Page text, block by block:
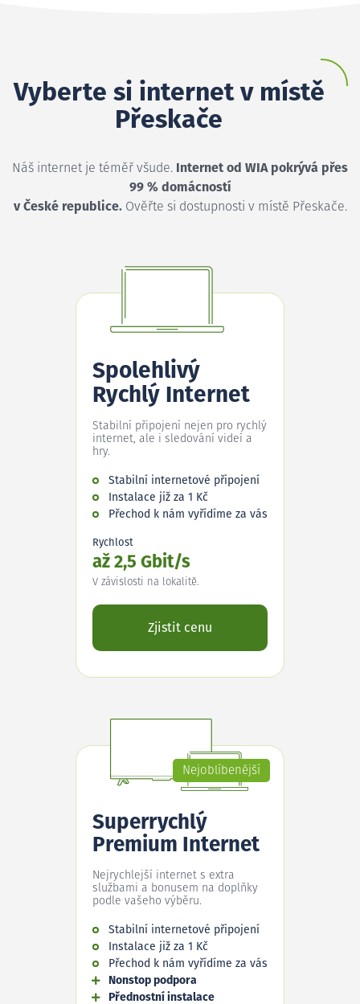
Vyberte si internet v místě
Přeskače
Náš internet je téměř všude. Internet od WIA pokrývá přes
99 % domácností
v České republice.Ověřte si dostupnosti v místě Přeskače.
Spolehlivý
Rychlý Internet
Stabilní připojení nejen pro rychlý
internet, ale i sledování videí a
hry.
Stabilní internetové připojení
Instalace již za 1 Kč
Přechod k nám vyřídíme za vás
Rychlost
až 2,5 Gbit/s
V závislosti na lokalitě.
Zjistit cenu
Nejoblíbenější
Superrychlý
Premium Internet
Nejrychlejší internet s extra
službami a bonusem na doplňky
podle vašeho výběru.
Stabilní internetové připojení
Instalace již za 1 Kč
Přechod k nám vyřídíme za vás
Nonstop podpora
Přednostní instalace